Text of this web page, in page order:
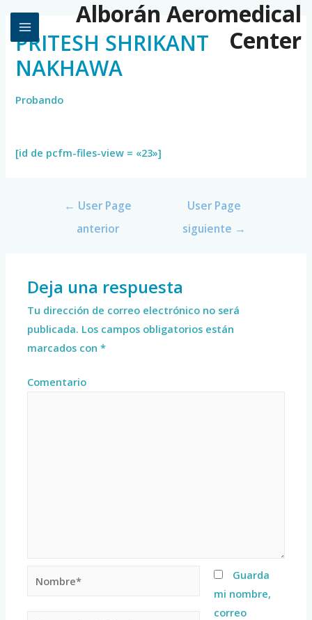
Alborán Aeromedical
Center
PRITESH SHRIKANT
NAKHAWA
Probando
[id de pcfm-files-view = «23»]
← User Page
anterior
User Page
siguiente →
Deja una respuesta
Tu dirección de correo electrónico no será
publicada. Los campos obligatorios están
marcados con*
Comentario
Guarda
mi nombre,
correo